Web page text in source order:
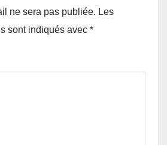
ne sera pas publiée. Les
sont indiqués avec *